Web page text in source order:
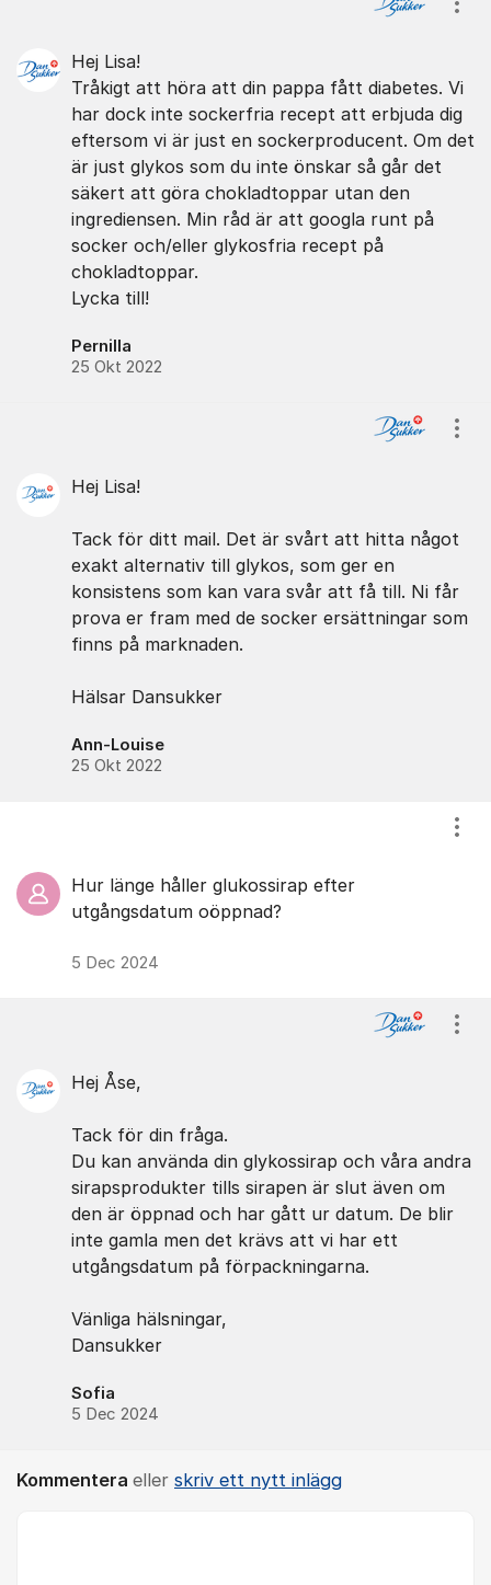
Hej Lisa!
Tråkigt att höra att din pappa fått diabetes. Vi
har dock inte sockerfria recept att erbjuda dig
eftersom vi är just en sockerproducent. Om det
är just glykos som du inte önskar så går det
säkert att göra chokladtoppar utan den
ingrediensen. Min råd är att googla runt på
socker och/eller glykosfria recept på
chokladtoppar.
Lycka till!
Pernilla
25 Okt 2022
Hej Lisa!
Tack för ditt mail. Det är svårt att hitta något
exakt alternativ till glykos, som ger en
konsistens som kan vara svår att få till. Ni får
prova er fram med de socker ersättningar som
finns på marknaden.
Hälsar Dansukker
Ann-Louise
25 Okt 2022
Hur länge håller glukossirap efter
utgångsdatum oöppnad?
5 Dec 2024
Hej Åse,
Tack för din fråga.
Du kan använda din glykossirap och våra andra
sirapsprodukter tills sirapen är slut även om
den är öppnad och har gått ur datum. De blir
inte gamla men det krävs att vi har ett
utgångsdatum på förpackningarna.
Vänliga hälsningar,
Dansukker
Sofia
5 Dec 2024
Kommentera eller skriv ett nytt inlägg